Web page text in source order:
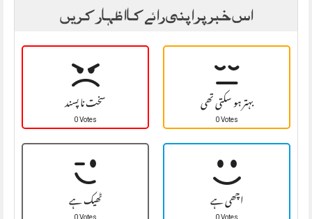
اس خبر پر اپنی رائے کا اظہار کریں
سخت نا پسند
0 Votes بہتر ہو سکتی تھی
0 Votes
ٹھیک ہے
0 Votes اچھی ہے
0 Votes